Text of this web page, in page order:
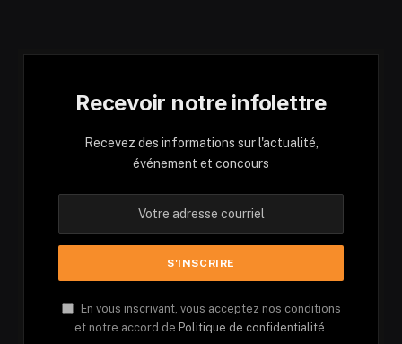
Recevoir notre infolettre
Recevez des informations sur l'actualité,
événement et concours
En vous inscrivant, vous acceptez nos conditions
et notre accord de Politique de confidentialité.